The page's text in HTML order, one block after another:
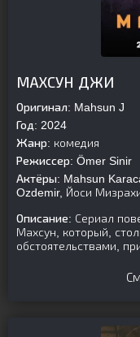
МАХСУН ДЖИ
Оригинал: Mahsun J
Год: 2024
Жанр: комедия
Режиссер: Ömer Sinir
Актёры: Mahsun
Ozdemir, Йоси
Описание: Сериал
Махсун, который,
обстоятельствами,